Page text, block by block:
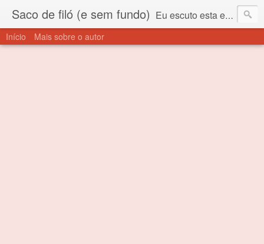
Saco de filó (e sem fundo) Eu escuto esta expressão "saco de filó" desde criança. Para quem não sabe, filó é um tecido todo furadinho e permite que um saco feito com ele, mesmo que muito exposto ao ar soprado para dentro, nunca vai se encher. Aí está o propósito deste nome... Para viver em sociedade tem que ter saco de filó.
Início Mais sobre o autor